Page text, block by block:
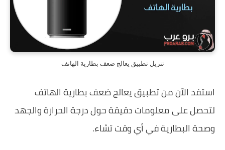
تنزيل تطبيق يعالج ضعف بطارية الهاتف
استفد الآن من تطبيق يعالج ضعف بطارية الهاتف
لتحصل على معلومات دقيقة حول درجة الحرارة والجهد
وصحة البطارية في أي وقت تشاء.